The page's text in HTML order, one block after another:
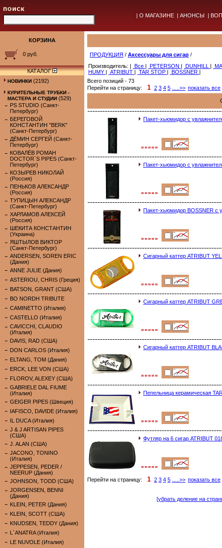
| О МАГАЗИНЕ | АНОНСЫ |
КОРЗИНА
0 руб.
КАТАЛОГ
НОВИНКИ (2192)
КУРИТЕЛЬНЫЕ ТРУБКИ -
МАСТЕРА И СТУДИИ (529)
PS STUDIO (Санкт-
Петербург)
БЕРЕГОВОЙ
КОНСТАНТИН "BERK"
(Санкт-Петербург)
ДЁМИН СЕРГЕЙ (Санкт-
Петербург)
КОВАЛЁВ РОМАН
DOCTOR`S PIPES (Санкт-
Петербург)
КОЗЫРЕВ НИКОЛАЙ
(Россия)
ПЕНЬКОВ АЛЕКСАНДР
(Россия)
ТУПИЦЫН АЛЕКСАНДР
(Санкт-Петербург)
ХАРЛАМОВ АЛЕКСЕЙ
(Россия)
ШЕКИТА КОНСТАНТИН
(Украина)
ЯШТЫЛОВ ВИКТОР
(Санкт-Петербург)
ANDERSEN, SOREN ERIC
(Дания)
ANNE JULIE (Дания)
ASTERIOU, CHRIS (Греция)
BATSON, GRANT (США)
BO NORDH TRIBUTE
CAMINETTO (Италия)
CASTELLO (Италия)
CAVICCHI, CLAUDIO
(Италия)
DAVIS, RAD (США)
DON CARLOS (Италия)
ELTANG, TOM (Дания)
ERCK, LEE VON (США)
FLOROV, ALEXEY (США)
GABRIELE DAL FIUME
(Италия)
GEIGER PIPES (Швеция)
IAFISCO, DAVIDE (Италия)
IL DUCA (Италия)
J & J ARTISAN PIPES
(США)
J. ALAN (США)
JACONO, TONINO
(Италия)
JEPPESEN, PEDER /
NEERUP (Дания)
JOHNSON, TODD (США)
JORGENSEN, BENNI
(Дания)
KLEIN, PETER (Дания)
KLEIN, SCOTT (США)
KNUDSEN, TEDDY (Дания)
L`ANATRA (Италия)
LE NUVOLE (Италия)
ПРОДУКЦИЯ / Аксессуары для сигар /
Производитель: | Все | PETERSON | DUNHILL |
HUMY | ATRIBUT | TAR STOP | BOSSNER |
Всего позиций - 73
Перейти на страницу:
1 2 3 4 5 .....>> показать все
Пакет-хьюмидор с
Пакет-хьюмидор с
Пакет-хьюмидор BOSSNER с
Сигарный каттер ATRIBUT
Сигарный каттер ATRIBUT
Сигарный каттер ATRIBUT
Пепельница керамическая
Футляр на 6 сигар ATRIBUT
Перейти на страницу: 1 2 3 4 5 .....>> показать все
[убрать деление на